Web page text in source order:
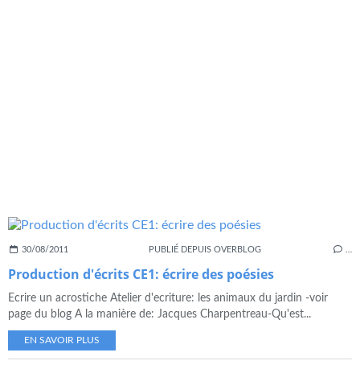
30/08/2011 PUBLIÉ DEPUIS OVERBLOG
Production d'écrits CE1: écrire des poésies
Ecrire un acrostiche Atelier d'ecriture: les animaux du jardin -voir
page du blog A la manière de: Jacques Charpentreau-Qu'est...
EN SAVOIR PLUS